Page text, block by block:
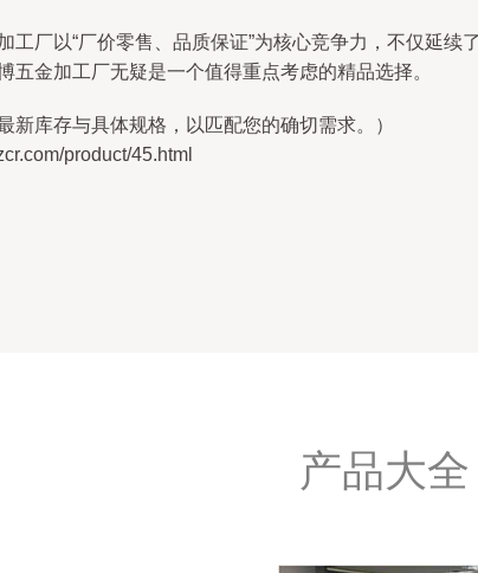
工厂以“厂价零售、品质保证”为核心竞争力，不仅延
五金加工厂无疑是一个值得重点考虑的精品选择。
新库存与具体规格，以匹配您的确切需求。）
product/45.html
产品大全